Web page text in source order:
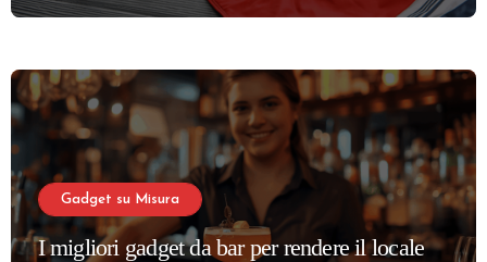
Gadget su Misura
I migliori gadget da bar per rendere il locale